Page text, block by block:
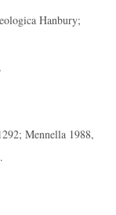
Hanbury;
Mennella 1988,